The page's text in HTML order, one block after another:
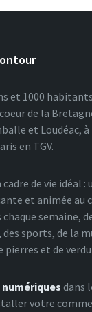
et 1000
de la
et Loudéac, à
en TGV.
de vie idéal :
et animée au
semaine,
sports, de la
pierres et de
dans
votre